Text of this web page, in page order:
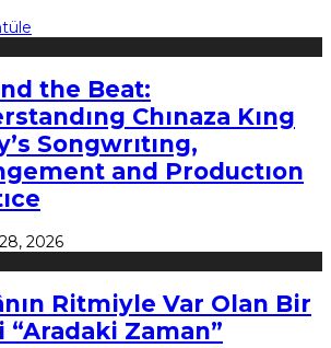
the Beat:
Chınaza Kıng
Songwrıtıng,
and Productıon
2026
Ritmiyle Var Olan Bir
“Aradaki Zaman”